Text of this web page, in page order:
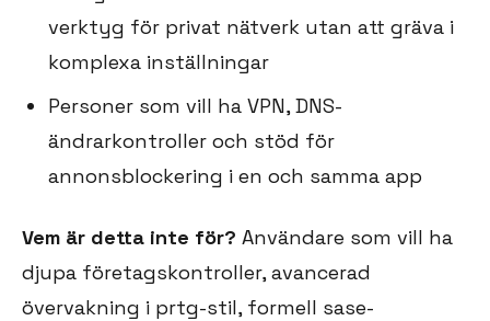
verktyg för privat nätverk utan att gräva i
komplexa inställningar
Personer som vill ha VPN, DNS-
ändrarkontroller och stöd för
annonsblockering i en och samma app
Vem är detta inte för? Användare som vill ha
djupa företagskontroller, avancerad
övervakning i prtg-stil, formell sase-